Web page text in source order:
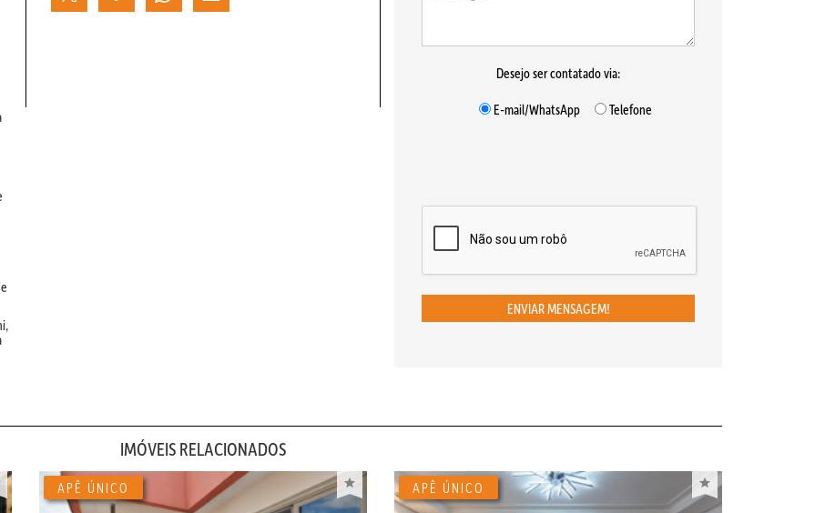
Desejo ser contatado via:
E-mail/WhatsApp
Telefone
ENVIAR MENSAGEM!
IMÓVEIS RELACIONADOS